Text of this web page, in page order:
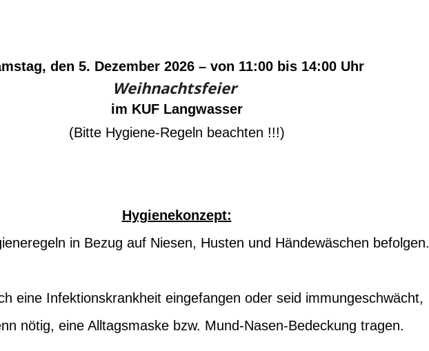
den 5. Dezember 2026 – von 11:00 bis 14:00 Uhr
Weihnachtsfeier
im KUF Langwasser
(Bitte Hygiene-Regeln beachten !!!)
Hygienekonzept:
in Bezug auf Niesen, Husten und Händewäschen befolgen.
eine Infektionskrankheit eingefangen oder seid immungeschwächt,
nötig, eine Alltagsmaske bzw. Mund-Nasen-Bedeckung tragen.